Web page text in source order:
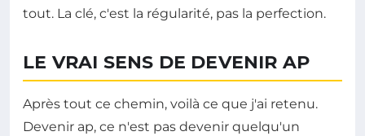
tout. La clé, c'est la régularité, pas la perfection.
LE VRAI SENS DE DEVENIR AP
Après tout ce chemin, voilà ce que j'ai retenu.
Devenir ap, ce n'est pas devenir quelqu'un